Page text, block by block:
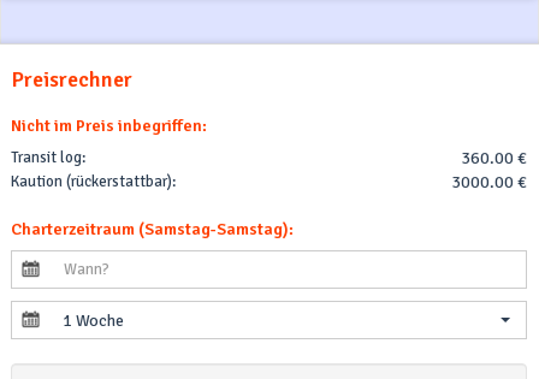
Preisrechner
Nicht im Preis inbegriffen:
Transit log: 360.00 €
Kaution (rückerstattbar): 3000.00 €
Charterzeitraum (Samstag-Samstag):
1 Woche